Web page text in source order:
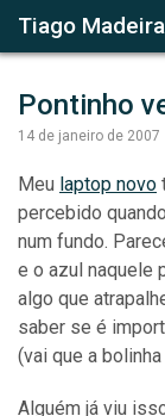
Tiago Madeira
Pontinho
14 de janeiro de 2007
Meu laptop novo
percebido
num fundo.
e o azul naquele
algo que
saber se é
(vai que a
Alguém já viu